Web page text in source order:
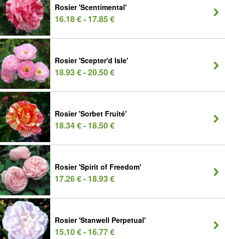
Rosier 'Scentimental'
16.18 € - 17.85 €
Rosier 'Scepter'd Isle'
18.93 € - 20.50 €
Rosier 'Sorbet Fruité'
18.34 € - 18.50 €
Rosier 'Spirit of Freedom'
17.26 € - 18.93 €
Rosier 'Stanwell Perpetual'
15.10 € - 16.77 €